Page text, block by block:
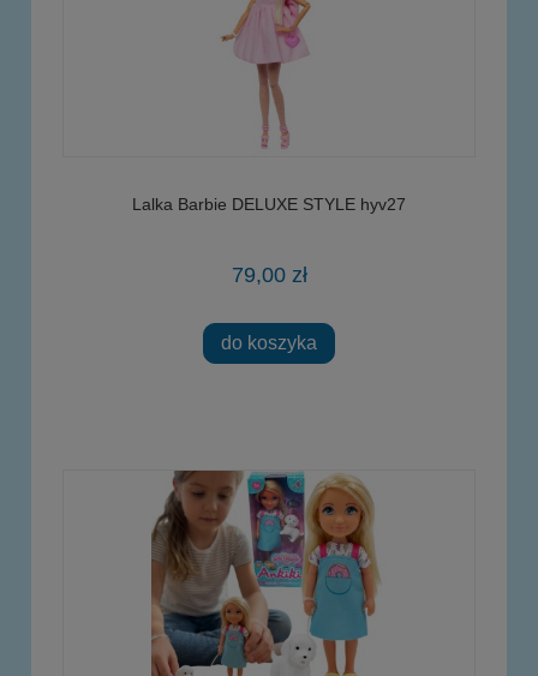
Lalka Barbie DELUXE STYLE hyv27
79,00 zł
do koszyka